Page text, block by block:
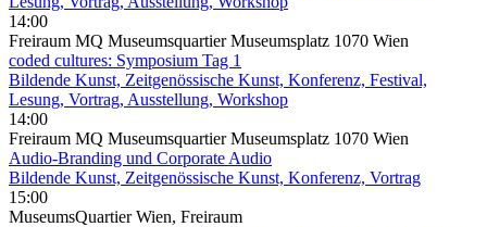
14:00
Freiraum MQ Museumsquartier Museumsplatz 1070 Wien
coded cultures: Symposium Tag 1
Bildende Kunst, Zeitgenössische Kunst, Konferenz, Festival,
Lesung, Vortrag, Ausstellung, Workshop
14:00
Freiraum MQ Museumsquartier Museumsplatz 1070 Wien
Audio-Branding und Corporate Audio
Bildende Kunst, Zeitgenössische Kunst, Konferenz, Vortrag
15:00
MuseumsQuartier Wien, Freiraum